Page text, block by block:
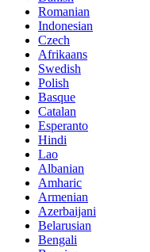
Romanian
Indonesian
Czech
Afrikaans
Swedish
Polish
Basque
Catalan
Esperanto
Hindi
Lao
Albanian
Amharic
Armenian
Azerbaijani
Belarusian
Bengali